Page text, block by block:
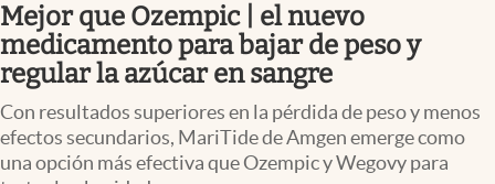
Espiritual
Streaming
PC y mobile
Lifestyle
Mejor que Ozempic | el nuevo
medicamento para bajar de peso y
regular la azúcar en sangre
Con resultados superiores en la pérdida de peso y menos
efectos secundarios, MariTide de Amgen emerge como
una opción más efectiva que Ozempic y Wegovy para